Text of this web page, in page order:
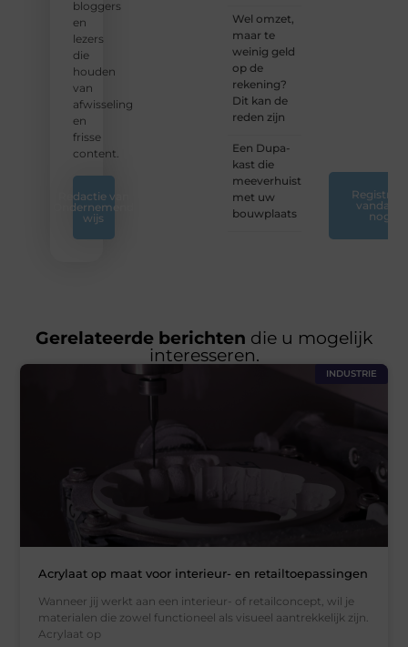
bloggers
en
lezers
die
houden
van
afwisseling
en
frisse
content.
Redactie van
Ondernemend
wijs
Wel omzet,
maar te
weinig geld
op de
rekening?
Dit kan de
reden zijn
Een Dupa-
kast die
meeverhuist
met uw
bouwplaats
Registreer
vandaag
nog
Gerelateerde berichten die u mogelijk
interesseren.
INDUSTRIE
Acrylaat op maat voor interieur- en retailtoepassingen
Wanneer jij werkt aan een interieur- of retailconcept, wil je
materialen die zowel functioneel als visueel aantrekkelijk zijn.
Acrylaat op